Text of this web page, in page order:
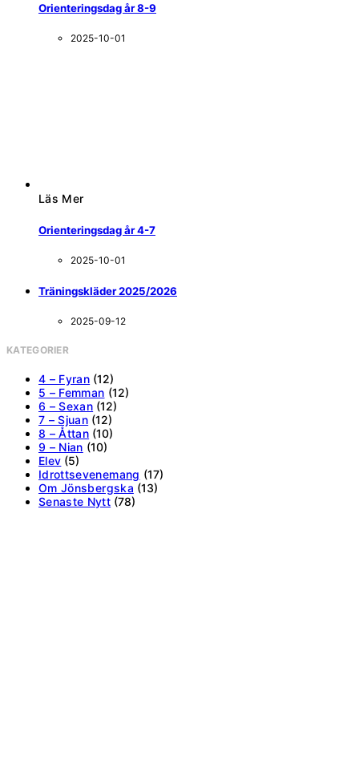
Orienteringsdag år 8-9
2025-10-01
Läs Mer
Orienteringsdag år 4-7
2025-10-01
Träningskläder 2025/2026
2025-09-12
KATEGORIER
4 – Fyran (12)
5 – Femman (12)
6 – Sexan (12)
7 – Sjuan (12)
8 – Åttan (10)
9 – Nian (10)
Elev (5)
Idrottsevenemang (17)
Om Jönsbergska (13)
Senaste Nytt (78)